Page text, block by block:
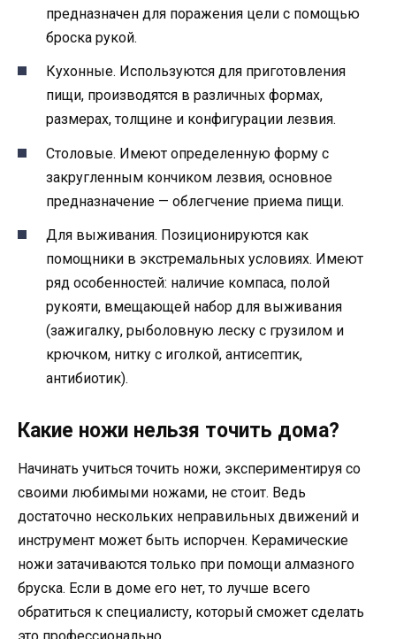
предназначен для поражения цели с помощью
броска рукой.
Кухонные. Используются для приготовления
пищи, производятся в различных формах,
размерах, толщине и конфигурации лезвия.
Столовые. Имеют определенную форму с
закругленным кончиком лезвия, основное
предназначение — облегчение приема пищи.
Для выживания. Позиционируются как
помощники в экстремальных условиях. Имеют
ряд особенностей: наличие компаса, полой
рукояти, вмещающей набор для выживания
(зажигалку, рыболовную леску с грузилом и
крючком, нитку с иголкой, антисептик,
антибиотик).
Какие ножи нельзя точить дома?
Начинать учиться точить ножи, экспериментируя со
своими любимыми ножами, не стоит. Ведь
достаточно нескольких неправильных движений и
инструмент может быть испорчен. Керамические
ножи затачиваются только при помощи алмазного
бруска. Если в доме его нет, то лучше всего
обратиться к специалисту, который сможет сделать
это профессионально.